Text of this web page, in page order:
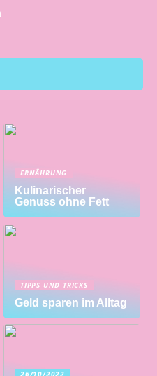
ERNÄHRUNG
Kulinarischer
Genuss ohne Fett
TIPPS UND TRICKS
Geld sparen im Alltag
26/10/2022